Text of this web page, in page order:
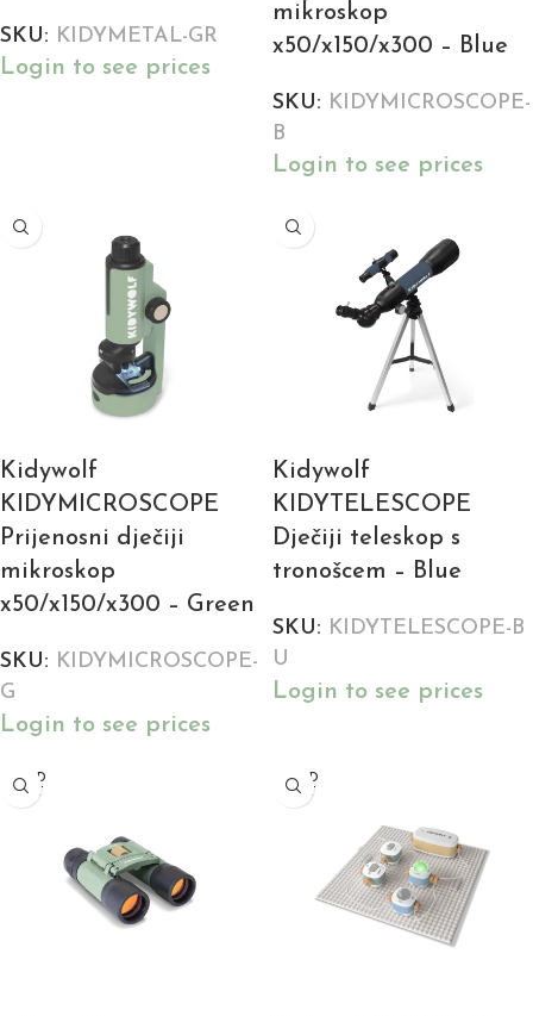
SKU: KIDYMETAL-GR
Login to see prices
mikroskop
x50/x150/x300 – Blue
SKU: KIDYMICROSCOPE-
B
Login to see prices
Kidywolf
KIDYMICROSCOPE
Prijenosni dječiji
mikroskop
x50/x150/x300 – Green
SKU: KIDYMICROSCOPE-
G
Login to see prices
Kidywolf
KIDYTELESCOPE
Dječiji teleskop s
tronošcem – Blue
SKU: KIDYTELESCOPE-B
U
Login to see prices
SOLD
OUT
SOLD
OUT